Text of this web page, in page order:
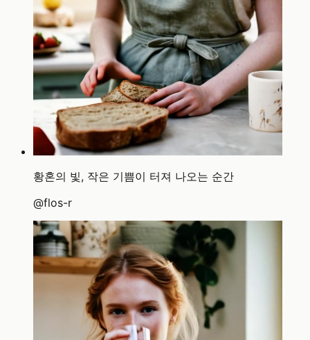
황혼의 빛, 작은 기쁨이 터져 나오는 순간
@flos-r